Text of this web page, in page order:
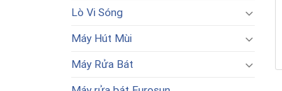
Lò Vi Sóng
Máy Hút Mùi
Máy Rửa Bát